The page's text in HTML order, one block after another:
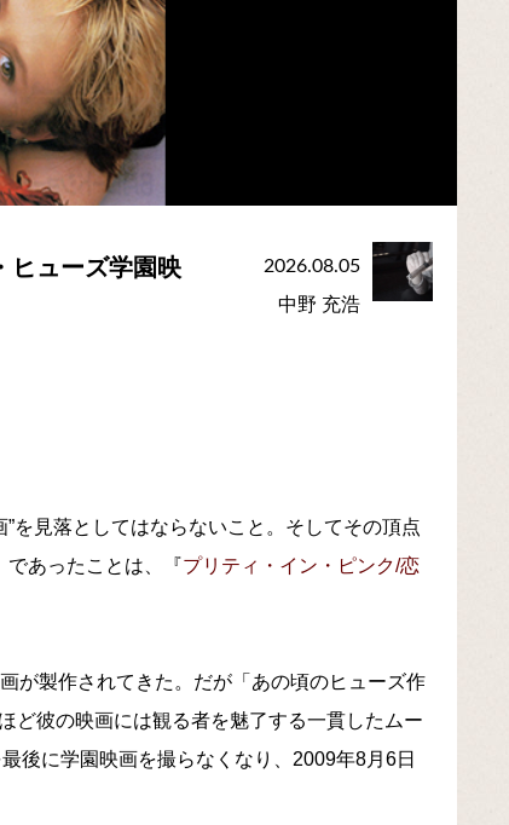
ヒューズ学園映
2026.08.05
中野 充浩
を見落としてはならないこと。そしてその頂点
であったことは、『プリティ・イン・ピンク/恋
が製作されてきた。だが「あの頃のヒューズ作
ど彼の映画には観る者を魅了する一貫したムー
後に学園映画を撮らなくなり、2009年8月6日